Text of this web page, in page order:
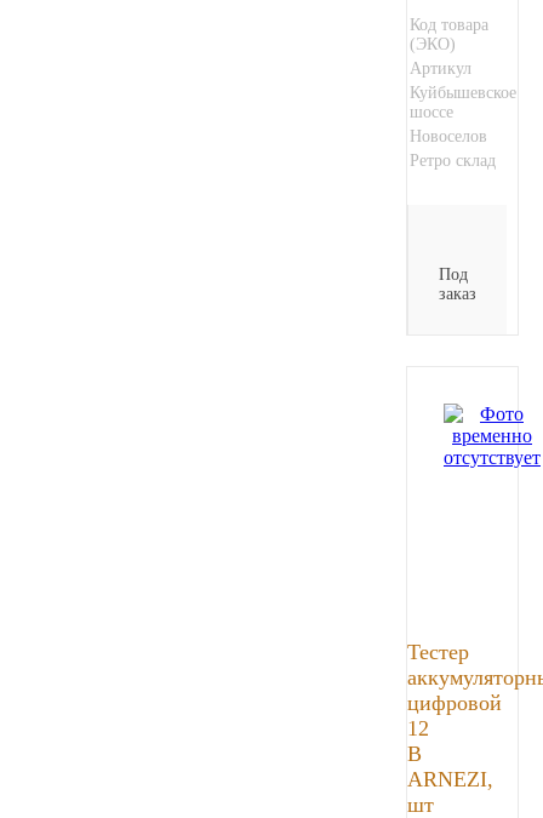
Код товара
(ЭКО)
Артикул
Куйбышевское
шоссе
Новоселов
Ретро склад
Под
заказ
Тестер
цифровой
12
В
ARNEZI,
шт